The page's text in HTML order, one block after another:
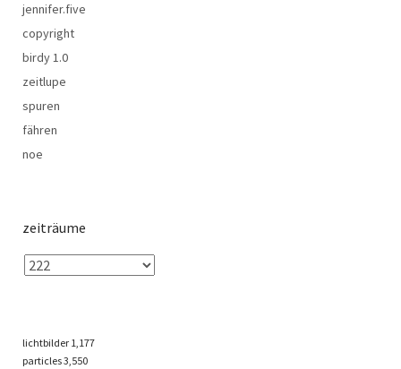
jennifer.five
copyright
birdy 1.0
zeitlupe
spuren
fähren
noe
zeiträume
lichtbilder 1,177
particles3,550